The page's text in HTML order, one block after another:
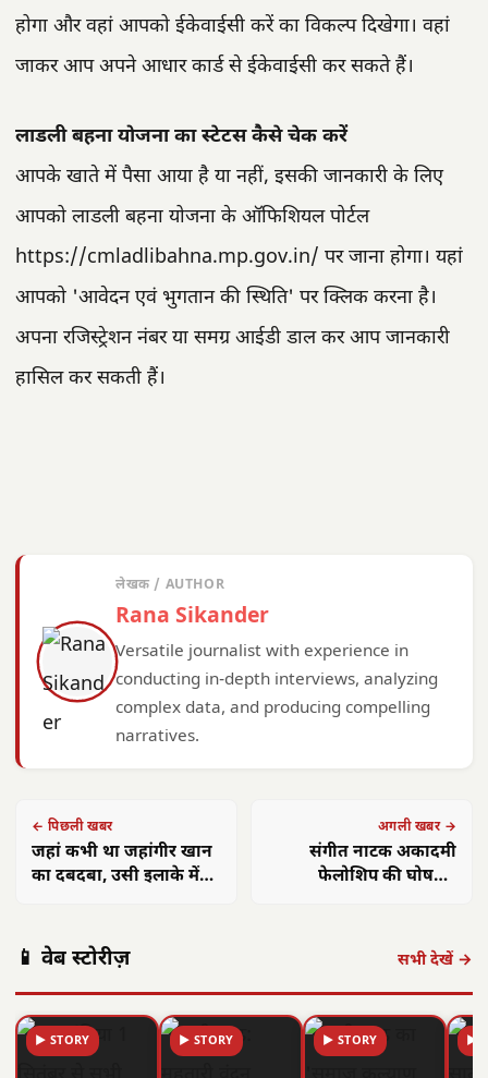
होगा और वहां आपको ईकेवाईसी करें का विकल्प दिखेगा। वहां
जाकर आप अपने आधार कार्ड से ईकेवाईसी कर सकते हैं।
लाडली बहना योजना का स्टेटस कैसे चेक करें
आपके खाते में पैसा आया है या नहीं, इसकी जानकारी के लिए
आपको लाडली बहना योजना के ऑफिशियल पोर्टल
https://cmladlibahna.mp.gov.in/ पर जाना होगा। यहां
आपको 'आवेदन एवं भुगतान की स्थिति' पर क्लिक करना है।
अपना रजिस्ट्रेशन नंबर या समग्र आईडी डाल कर आप जानकारी
हासिल कर सकती हैं।
लेखक / AUTHOR
Rana Sikander
Versatile journalist with experience in
conducting in-depth interviews, analyzing
complex data, and producing compelling
narratives.
← पिछली खबर
जहां कभी था जहांगीर खान
का दबदबा, उसी इलाके में
अगली खबर →
संगीत नाटक अकादमी
फेलोशिप की घोषणा,
📱 वेब स्टोरीज़ सभी देखें →
▶ STORY ▶ STORY ▶ STORY ▶